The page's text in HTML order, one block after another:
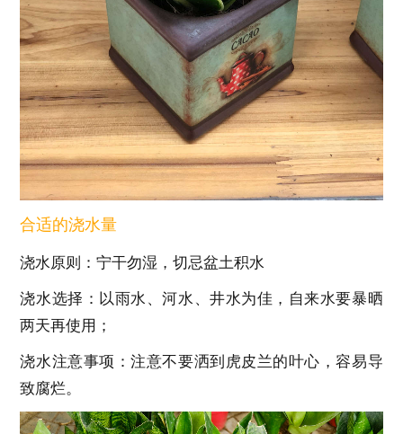
合适的浇水量
浇水原则：宁干勿湿，切忌盆土积水
浇水选择：以雨水、河水、井水为佳，自来水要暴晒
两天再使用；
浇水注意事项：注意不要洒到虎皮兰的叶心，容易导
致腐烂。